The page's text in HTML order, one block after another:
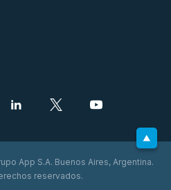
App S.A. Buenos Aires, Argentina.
reservados.